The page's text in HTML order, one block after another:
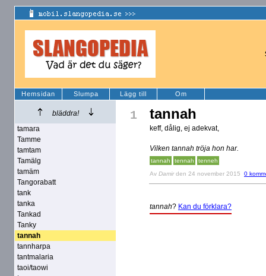
Hemsidan Slumpa Lägg till Om
bläddra!
tamara
Tamme
tamtam
Tamälg
tamäm
Tangorabatt
tank
tanka
Tankad
Tanky
tannah
tannharpa
tantmalaria
taoi/taowi
1 tannah
keff, dålig, ej adekvat,
Vilken tannah tröja hon har.
tannah tennah tenneh
Av Damir den 24 november 2015 0
tannah? Kan du förklara?